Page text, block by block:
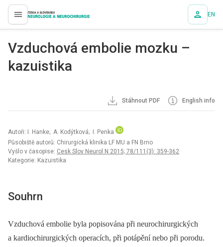
proLékaře.cz EN
Vzduchová embolie mozku –
kazuistika
Stáhnout PDF English info
Autoři: I. Hanke; A. Kodýtková; I. Penka
Působiště autorů: Chirurgická klinika LF MU a FN Brno
Vyšlo v časopise: Cesk Slov Neurol N 2015; 78/111(3): 359-362
Kategorie: Kazuistika
Souhrn
Vzduchová embolie byla popisována při neurochirurgických
a kardiochirurgických operacích, při potápění nebo při porodu.